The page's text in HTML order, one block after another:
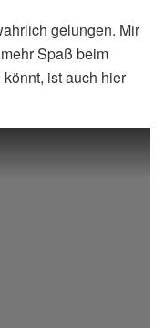
gelungen. Mir
Spaß beim
ist auch hier